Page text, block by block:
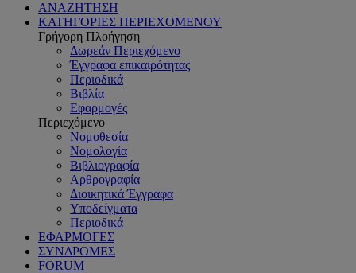
ΑΝΑΖΗΤΗΣΗ
ΚΑΤΗΓΟΡΙΕΣ ΠΕΡΙΕΧΟΜΕΝΟΥ
Γρήγορη Πλοήγηση
Δωρεάν Περιεχόμενο
Έγγραφα επικαιρότητας
Περιοδικά
Βιβλία
Εφαρμογές
Περιεχόμενο
Νομοθεσία
Νομολογία
Βιβλιογραφία
Αρθρογραφία
Διοικητικά Έγγραφα
Υποδείγματα
Περιοδικά
ΕΦΑΡΜΟΓΕΣ
ΣΥΝΔΡΟΜΕΣ
FORUM